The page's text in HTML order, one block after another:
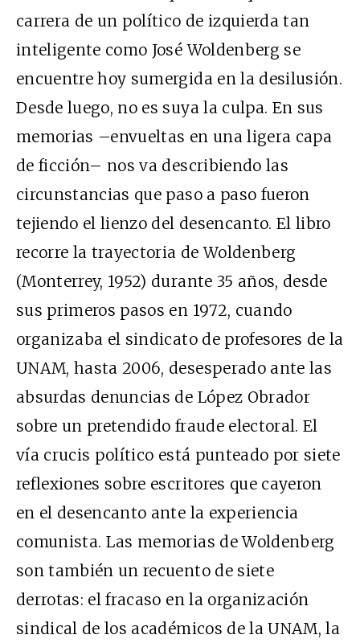
carrera de un político de izquierda tan
inteligente como José Woldenberg se
encuentre hoy sumergida en la desilusión.
Desde luego, no es suya la culpa. En sus
memorias –envueltas en una ligera capa
de ficción– nos va describiendo las
circunstancias que paso a paso fueron
tejiendo el lienzo del desencanto. El libro
recorre la trayectoria de Woldenberg
(Monterrey, 1952) durante 35 años, desde
sus primeros pasos en 1972, cuando
organizaba el sindicato de profesores de la
UNAM, hasta 2006, desesperado ante las
absurdas denuncias de López Obrador
sobre un pretendido fraude electoral. El
vía crucis político está punteado por siete
reflexiones sobre escritores que cayeron
en el desencanto ante la experiencia
comunista. Las memorias de Woldenberg
son también un recuento de siete
derrotas: el fracaso en la organización
sindical de los académicos de la UNAM, la